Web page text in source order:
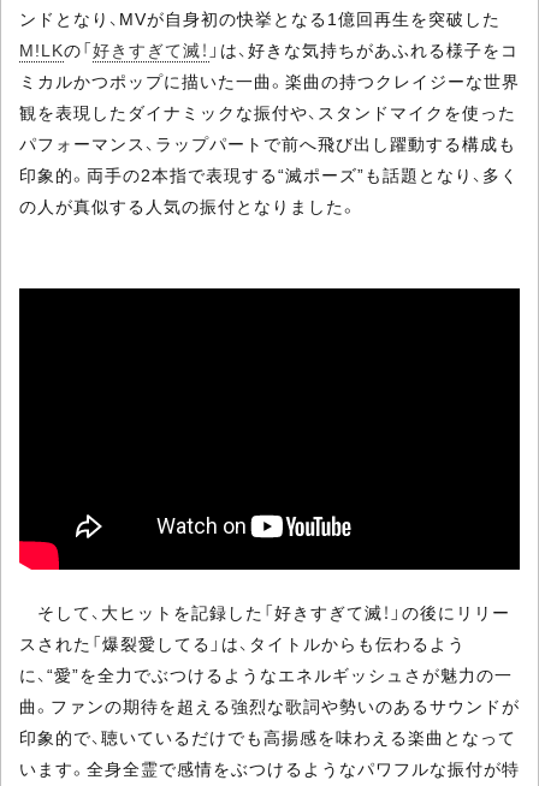
ンドとなり、MVが自身初の快挙となる1億回再生を突破した
M!LKの「好きすぎて滅！ 」は、好きな気持ちがあふれる様子をコ
ミカルかつポップに描いた一曲。楽曲の持つクレイジーな世界
観を表現したダイナミックな振付や、スタンドマイクを使った
パフォーマンス、ラップパートで前へ飛び出し躍動する構成も
印象的。両手の2本指で表現する“滅ポーズ”も話題となり、多く
の人が真似する人気の振付となりました。
そして、大ヒットを記録した「好きすぎて滅！」の後にリリー
スされた「爆裂愛してる」は、タイトルからも伝わるよう
に、“愛”を全力でぶつけるようなエネルギッシュさが魅力の一
曲。ファンの期待を超える強烈な歌詞や勢いのあるサウンドが
印象的で、聴いているだけでも高揚感を味わえる楽曲となって
います。全身全霊で感情をぶつけるようなパワフルな振付が特